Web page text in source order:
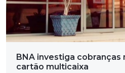
BNA investiga cobranças
cartão multicaixa